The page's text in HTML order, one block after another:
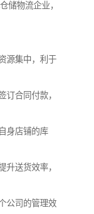
储物流企业，
源集中，利于
订合同付款，
身店铺的库
升送货效率，
公司的管理效